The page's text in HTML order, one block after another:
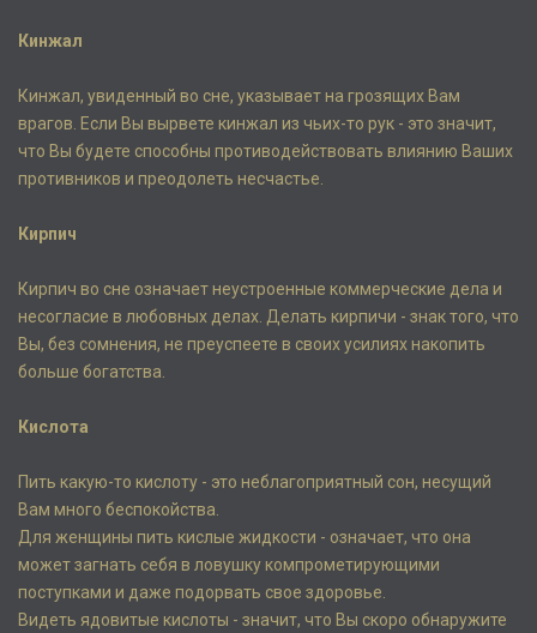
Кинжал
Кинжал, увиденный во сне, указывает на грозящих Вам
врагов. Если Вы вырвете кинжал из чьих-то рук - это значит,
что Вы будете способны противодействовать влиянию Ваших
противников и преодолеть несчастье.
Кирпич
Кирпич во сне означает неустроенные коммерческие дела и
несогласие в любовных делах. Делать кирпичи - знак того, что
Вы, без сомнения, не преуспеете в своих усилиях накопить
больше богатства.
Кислота
Пить какую-то кислоту - это неблагоприятный сон, несущий
Вам много беспокойства.
Для женщины пить кислые жидкости - означает, что она
может загнать себя в ловушку компрометирующими
поступками и даже подорвать свое здоровье.
Видеть ядовитые кислоты - значит, что Вы скоро обнаружите